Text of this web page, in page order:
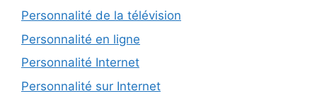
Personnalité de la télévision
Personnalité en ligne
Personnalité Internet
Personnalité sur Internet